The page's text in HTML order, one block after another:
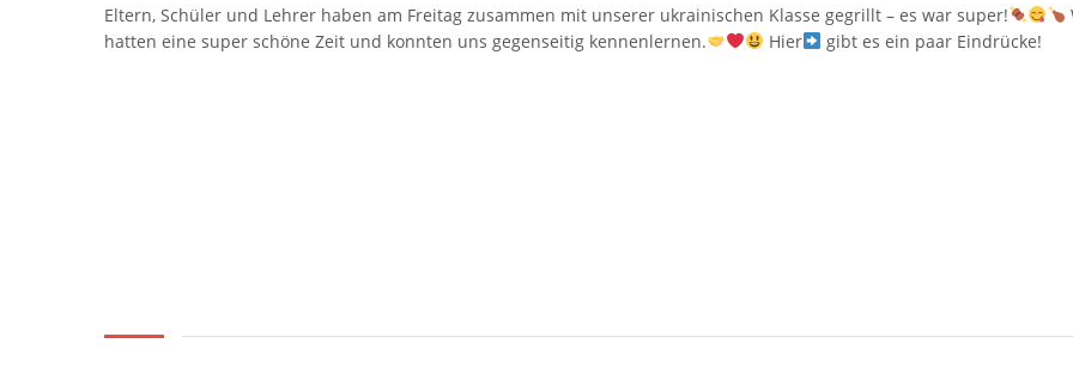
Eltern, Schüler und Lehrer haben am Freitag zusammen mit unserer ukrainischen Klasse gegrillt – es war super!
hatten eine super schöne Zeit und konnten uns gegenseitig kennenlernen.
Hier gibt es ein paar Eindrücke!